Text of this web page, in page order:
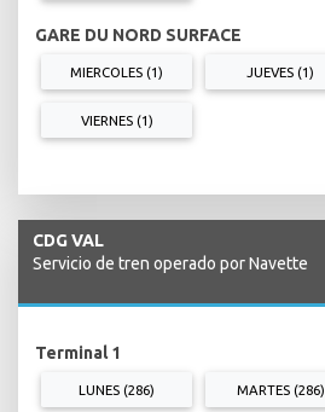
GARE DU NORD SURFACE
MIERCOLES (1) JUEVES (1)
VIERNES (1)
CDG VAL
Servicio de tren operado por Navette
Terminal 1
LUNES (286) MARTES (286)